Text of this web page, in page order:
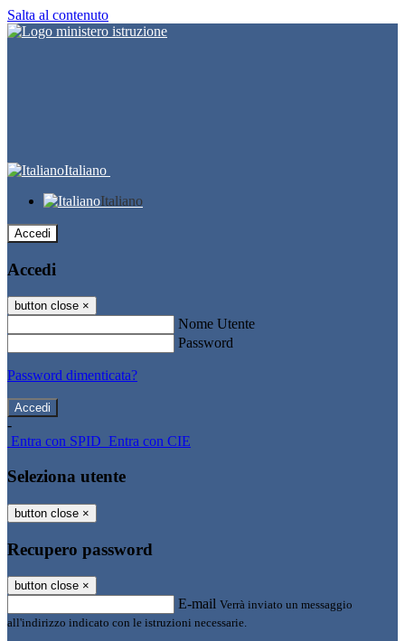
Salta al contenuto
Italiano
Italiano
Accedi
Accedi
button close ×
Nome Utente
Password
Password dimenticata?
-
Entra con SPID Entra con CIE
Seleziona utente
button close ×
Recupero password
button close ×
E-mail Verrà inviato un messaggio
all'indirizzo indicato con le istruzioni necessarie.